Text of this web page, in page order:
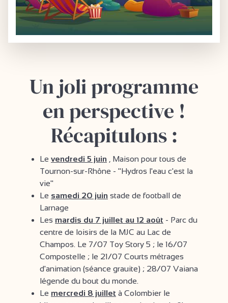
Un joli programme
en perspective !
Récapitulons :
Le vendredi 5 juin , Maison pour tous de
Tournon-sur-Rhône - "Hydros l'eau c'est la
vie"
Le samedi 20 juin stade de football de
Larnage
Les mardis du 7 juillet au 12 août - Parc du
centre de loisirs de la MJC au Lac de
Champos. Le 7/07 Toy Story 5 ; le 16/07
Compostelle ; le 21/07 Courts métrages
d'animation (séance grauite) ; 28/07 Vaiana
légende du bout du monde.
Le mercredi 8 juillet à Colombier le